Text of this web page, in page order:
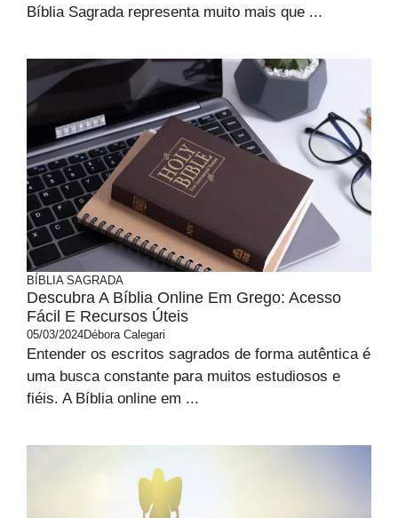
Bíblia Sagrada representa muito mais que ...
BÍBLIA SAGRADA
Descubra A Bíblia Online Em Grego: Acesso
Fácil E Recursos Úteis
05/03/2024Débora Calegari
Entender os escritos sagrados de forma autêntica é
uma busca constante para muitos estudiosos e
fiéis. A Bíblia online em ...